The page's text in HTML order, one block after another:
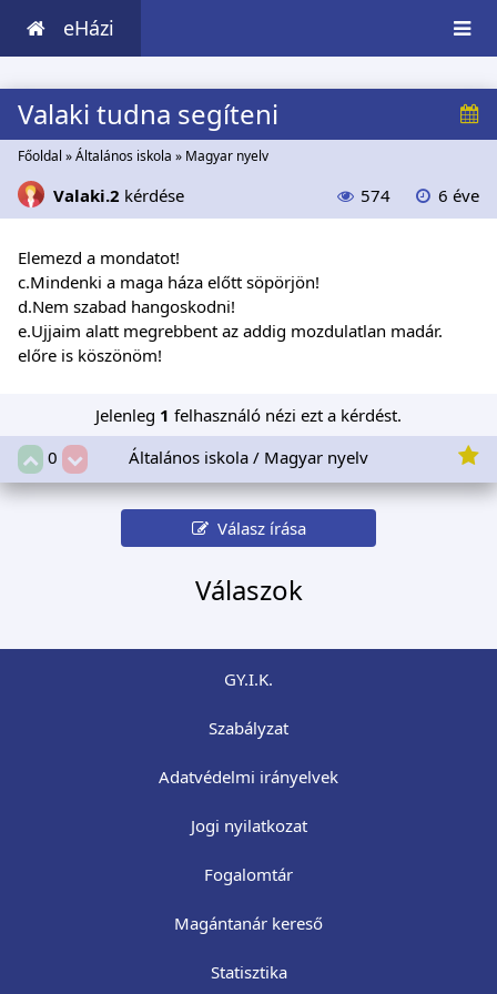
eHázi
Valaki tudna segíteni
Főoldal »Általános iskola » Magyar nyelv
Valaki.2 kérdése 574 6 éve
Elemezd a mondatot!
c.Mindenki a maga háza előtt söpörjön!
d.Nem szabad hangoskodni!
e.Ujjaim alatt megrebbent az addig mozdulatlan madár.
előre is köszönöm!
Jelenleg 1 felhasználó nézi ezt a kérdést.
0
Általános iskola / Magyar nyelv
Válasz írása
Válaszok
GY.I.K.
Szabályzat
Adatvédelmi irányelvek
Jogi nyilatkozat
Fogalomtár
Magántanár kereső
Statisztika